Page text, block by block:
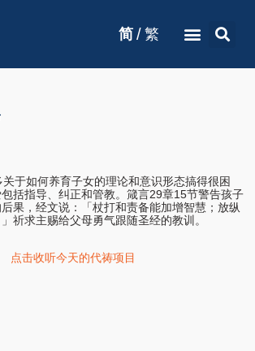
简 / 繁
于如何养育子女的理论和意识形态搞得很困
括指导、纠正和管教。箴言29章15节警告孩子
果，经文说：「杖打和责备能加增智慧；放纵
祈求主赐给父母勇气跟随圣经的教训。
点击收听今天的代祷项目